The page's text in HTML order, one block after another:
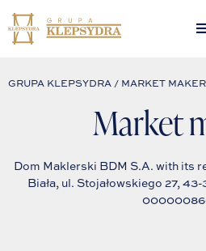
Skip
to
content
GRUPA KLEPSYDRA / MARKET MAKER
Market
Dom Maklerski BDM S.A. with its
Biała, ul. Stojałowskiego 27,